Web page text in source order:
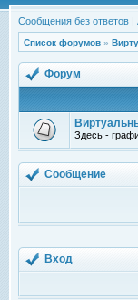
Сообщения без ответов |
Список форумов »
Форум
Здесь -
Сообщение
Вход